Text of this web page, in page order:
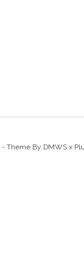
- Theme By DMWS x